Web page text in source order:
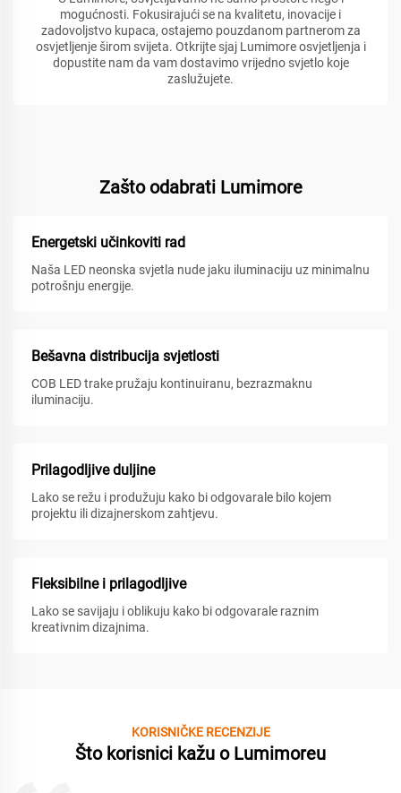
mogućnosti. Fokusirajući se na kvalitetu, inovacije i
zadovoljstvo kupaca, ostajemo pouzdanom partnerom za
osvjetljenje širom svijeta. Otkrijte sjaj Lumimore osvjetljenja i
dopustite nam da vam dostavimo vrijedno svjetlo koje
zaslužujete.
Zašto odabrati Lumimore
Energetski učinkoviti rad
Naša LED neonska svjetla nude jaku iluminaciju uz minimalnu
potrošnju energije.
Bešavna distribucija svjetlosti
COB LED trake pružaju kontinuiranu, bezrazmaknu
iluminaciju.
Prilagodljive duljine
Lako se režu i produžuju kako bi odgovarale bilo kojem
projektu ili dizajnerskom zahtjevu.
Fleksibilne i prilagodljive
Lako se savijaju i oblikuju kako bi odgovarale raznim
kreativnim dizajnima.
KORISNIČKE RECENZIJE
Što korisnici kažu o Lumimoreu